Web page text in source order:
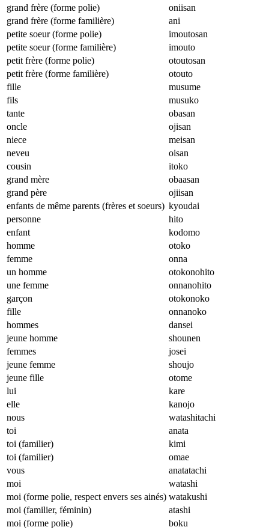
grand frère (forme polie)
oniisan
grand frère (forme familière)
ani
petite soeur (forme polie)
imoutosan
petite soeur (forme familière)
imouto
petit frère (forme polie)
otoutosan
petit frère (forme familière)
otouto
fille
musume
fils
musuko
tante
obasan
oncle
ojisan
niece
meisan
neveu
oisan
cousin
itoko
grand mère
obaasan
grand père
ojiisan
enfants de même parents (frères et soeurs) kyoudai
personne
hito
enfant
kodomo
homme
otoko
femme
onna
un homme
otokonohito
une femme
onnanohito
garçon
otokonoko
fille
onnanoko
hommes
dansei
jeune homme
shounen
femmes
josei
jeune femme
shoujo
jeune fille
otome
lui
kare
elle
kanojo
nous
watashitachi
toi
anata
toi (familier)
kimi
toi (familier)
omae
vous
anatatachi
moi
watashi
moi (forme polie, respect envers ses ainés) watakushi
moi (familier, féminin)
atashi
moi (forme polie)
boku